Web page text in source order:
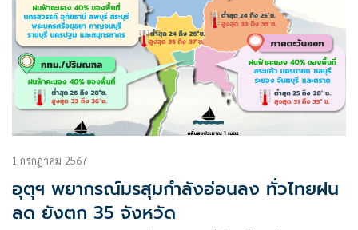
1 กรกฎาคม 2567
อุตุฯ พยากรณ์มรสุมกำลังอ่อนลง ทั่วไทยฝน
ลด ยังตก 35 จังหวัด